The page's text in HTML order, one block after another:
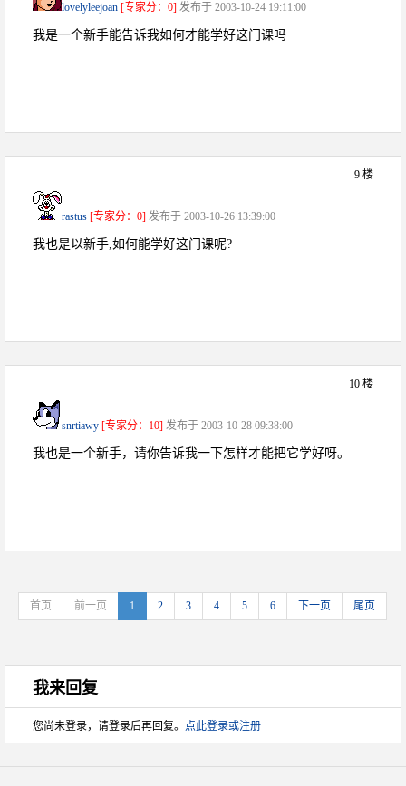
lovelyleejoan [专家分：0] 发布于 2003-10-24 19:11:00
我是一个新手能告诉我如何才能学好这门课吗
9 楼
rastus [专家分：0] 发布于 2003-10-26 13:39:00
我也是以新手,如何能学好这门课呢?
10 楼
snrtiawy [专家分：10] 发布于 2003-10-28 09:38:00
我也是一个新手，请你告诉我一下怎样才能把它学好呀。
首页 前一页 1 2 3 4 5 6 下一页 尾页
我来回复
您尚未登录，请登录后再回复。 点此登录或注册